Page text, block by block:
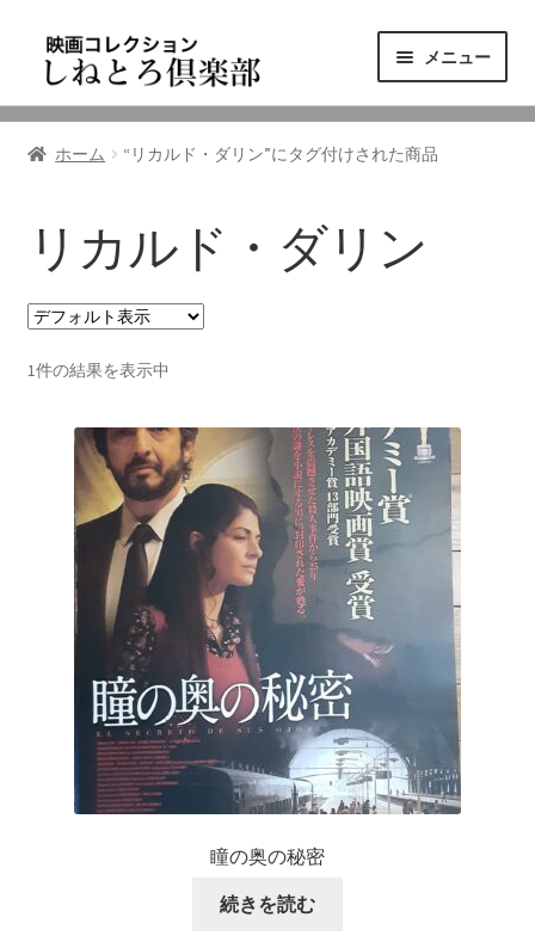
ゲ
シ
へ
キ
プ
テ
ツ
キ
プ
メニュー
ニュース
東三河の映画館
しねとろ倶楽部について
リンクの旅
ホーム “リカルド・ダリン”にタグ付けされた商品
リカルド・ダリン
1件の結果を表示中
瞳の奥の秘密
続きを読む